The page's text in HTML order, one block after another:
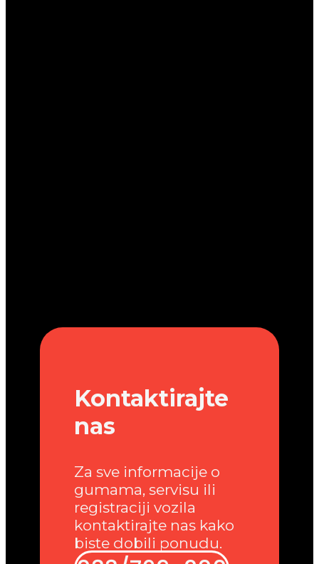
Kontaktirajte
nas
Za sve informacije o
gumama, servisu ili
registraciji vozila
kontaktirajte nas kako
biste dobili ponudu.